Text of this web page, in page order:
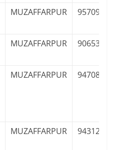
MUZAFFARPUR
MUZAFFARPUR
MUZAFFARPUR
MUZAFFARPUR